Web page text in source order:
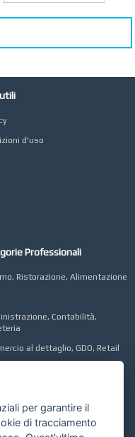
STUDIO MICCI
Antonella Micci,
Roma
Azienda Agricola a
Digital marketing e Web
d'uso
Professionali
Ristorazione, Alimentazione
Contabilità,
al dettaglio, GDO, Retail
per garantire il
di tracciamento